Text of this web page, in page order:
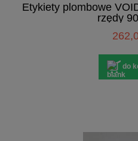
Etykiety plombowe
rzędy
do